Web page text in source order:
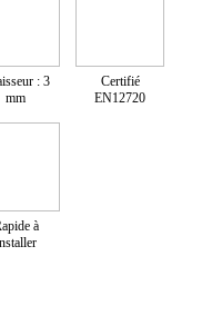
: 3
mm
Certifié
EN12720
à